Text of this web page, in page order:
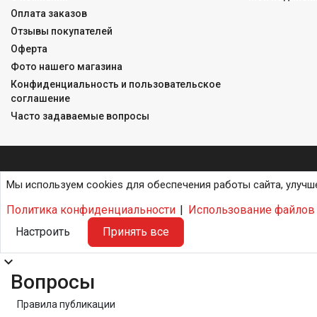
Оплата заказов
Отзывы покупателей
Оферта
Фото нашего магазина
Конфиденциальность и пользовательское
соглашение
Часто задаваемые вопросы
Мы используем cookies для обеспечения работы сайта,
Политика конфиденциальности | Использование
Настроить
Принять все
expand_more
Вопросы
Правила публикации